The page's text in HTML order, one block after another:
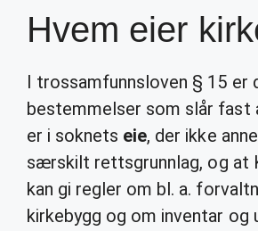
Hvem eier
I trossamfunnsloven § 15 er
bestemmelser som slår fast
er i soknets eie, der ikke
særskilt rettsgrunnlag, og at
kan gi regler om bl. a.
kirkebygg og om inventar og